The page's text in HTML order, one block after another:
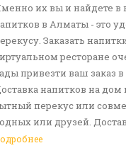
их вы и найдете
в Алматы - это
Заказать
ресторане
привезти ваш заказ
напитков на
перекус или
или друзей.
напитков